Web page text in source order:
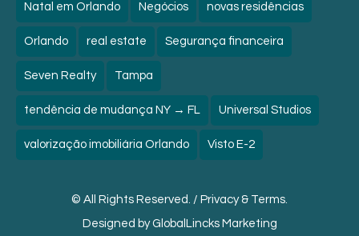
Natal em Orlando Negócios novas residências
Orlando real estate Segurança financeira
Seven Realty Tampa
tendência de mudança NY → FL Universal Studios
valorização imobiliária Orlando Visto E-2
© All Rights Reserved. / Privacy & Terms.
Designed byGlobalLincks Marketing